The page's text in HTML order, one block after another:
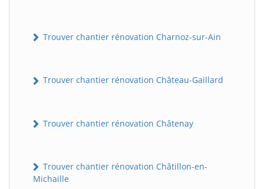
Trouver chantier rénovation Charnoz-sur-Ain
Trouver chantier rénovation Château-Gaillard
Trouver chantier rénovation Châtenay
Trouver chantier rénovation Châtillon-en-
Michaille